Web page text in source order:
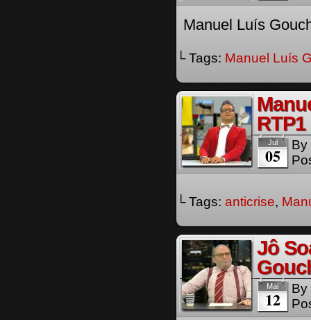
Manuel Luís
└ Tags: Manuel Luís
RTP1
Jul
05
By
└ Tags: anticrise,
Jô
Mai
12
By